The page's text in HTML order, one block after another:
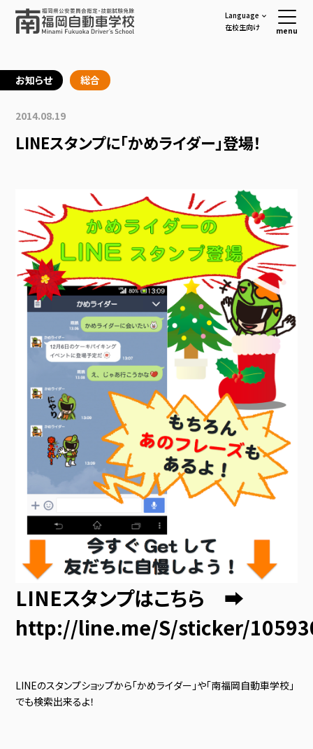
Language
在校生向け
menu
お知らせ 総合
2014.08.19
LINEスタンプに「かめライダー」登場！
LINEスタンプはこちら ➡
http://line.me/S/sticker/
LINEのスタンプショップから「かめライダー」や「南福岡自動車学校」
でも検索出来るよ！